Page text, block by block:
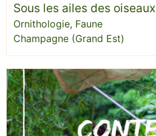
Sous les ailes des oiseaux
Ornithologie, Faune
Champagne (Grand Est)